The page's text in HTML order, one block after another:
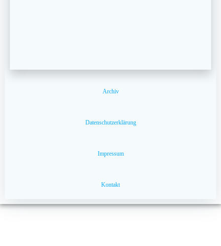
Archiv
Datenschutzerklärung
Impressum
Kontakt